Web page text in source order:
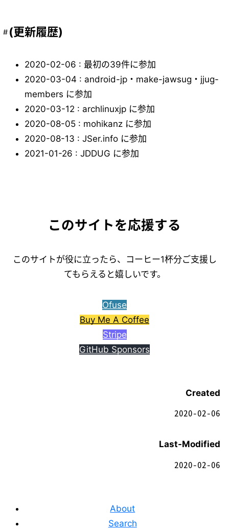
(更新履歴)
2020-02-06 : 最初の39件に参加
2020-03-04 : android-jp・make-jawsug・jjug-
members に参加
2020-03-12 : archlinuxjp に参加
2020-08-05 : mohikanz に参加
2020-08-13 : JSer.info に参加
2021-01-26 : JDDUG に参加
このサイトを応援する
このサイトが役に立ったら、コーヒー1杯分ご支援し
てもらえると嬉しいです。
Ofuse
Buy Me A Coffee
Stripe
GitHub Sponsors
Created
2020-02-06
Last-Modified
2020-02-06
About
Search